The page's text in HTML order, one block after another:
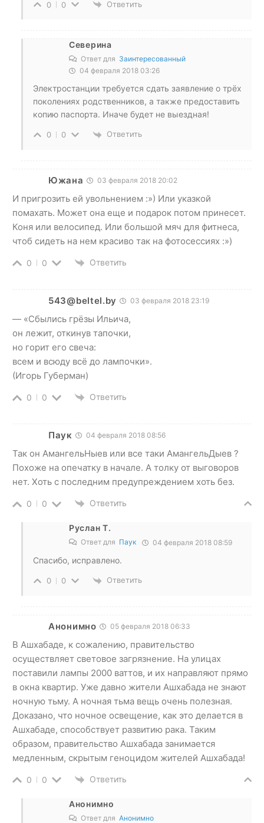
0 0 Ответить
Северина
Ответ для Заинтересованный
04 февраля 2018 03:26
Электростанции требуется сдать заявление о трёх
поколениях родственников, а также предоставить
копию паспорта. Иначе будет не выездная!
0 0 Ответить
Южана 03 февраля 2018 20:02
И пригрозить ей увольнением :») Или указкой
помахать. Может она еще и подарок потом принесет.
Коня или велосипед. Или большой мяч для фитнеса,
чтоб сидеть на нем красиво так на фотосессиях :»)
0 0 Ответить
543@beltel.by 03 февраля 2018 23:19
— «Сбылись грёзы Ильича,
он лежит, откинув тапочки,
но горит его свеча:
всем и всюду всё до лампочки».
(Игорь Губерман)
0 0 Ответить
Паук 04 февраля 2018 08:56
Так он АмангельНыев или все таки АмангельДыев ?
Похоже на опечатку в начале. А толку от выговоров
нет. Хоть с последним предупреждением хоть без.
0 0 Ответить
Руслан Т.
Ответ для Паук 04 февраля 2018 08:59
Спасибо, исправлено.
0 0 Ответить
Анонимно 05 февраля 2018 06:33
В Ашхабаде, к сожалению, правительство
осуществляет световое загрязнение. На улицах
поставили лампы 2000 ваттов, и их направляют прямо
в окна квартир. Уже давно жители Ашхабада не знают
ночную тьму. А ночная тьма вещь очень полезная.
Доказано, что ночное освещение, как это делается в
Ашхабаде, способствует развитию рака. Таким
образом, правительство Ашхабада занимается
медленным, скрытым геноцидом жителей Ашхабада!
0 0 Ответить
Анонимно
Ответ для Анонимно